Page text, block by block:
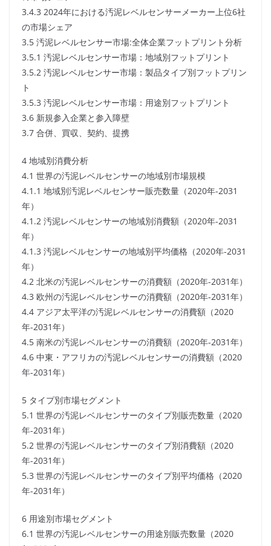
3.4.3 2024年における汚泥レベルセンサーメーカー上位6社
の市場シェア
3.5 汚泥レベルセンサー市場:全体企業フットプリント分析
3.5.1 汚泥レベルセンサー市場：地域別フットプリント
3.5.2 汚泥レベルセンサー市場：製品タイプ別フットプリン
ト
3.5.3 汚泥レベルセンサー市場：用途別フットプリント
3.6 新規参入企業と参入障壁
3.7 合併、買収、契約、提携
4 地域別消費分析
4.1 世界の汚泥レベルセンサーの地域別市場規模
4.1.1 地域別汚泥レベルセンサー販売数量（2020年-2031
年）
4.1.2 汚泥レベルセンサーの地域別消費額（2020年-2031
年）
4.1.3 汚泥レベルセンサーの地域別平均価格（2020年-2031
年）
4.2 北米の汚泥レベルセンサーの消費額（2020年-2031年）
4.3 欧州の汚泥レベルセンサーの消費額（2020年-2031年）
4.4 アジア太平洋の汚泥レベルセンサーの消費額（2020
年-2031年）
4.5 南米の汚泥レベルセンサーの消費額（2020年-2031年）
4.6 中東・アフリカの汚泥レベルセンサーの消費額（2020
年-2031年）
5 タイプ別市場セグメント
5.1 世界の汚泥レベルセンサーのタイプ別販売数量（2020
年-2031年）
5.2 世界の汚泥レベルセンサーのタイプ別消費額（2020
年-2031年）
5.3 世界の汚泥レベルセンサーのタイプ別平均価格（2020
年-2031年）
6 用途別市場セグメント
6.1 世界の汚泥レベルセンサーの用途別販売数量（2020